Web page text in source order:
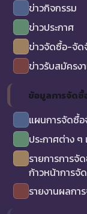
ข่าวกิจกรรม
ข่าวประกาศ
ข่าวจัดซื้อ-จัด
ข่าวรับสมัครง
ข้อมูลการจัดซื้
แผนการจัดซื้อ
ประกาศต่าง
รายการการจั
ก้าวหน้าการจั
รายงานผลกา